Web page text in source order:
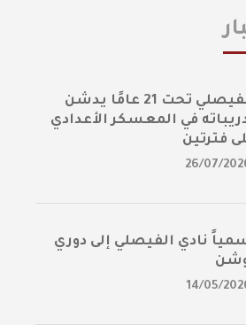
الفيصلي تحت 21 عامًا يدشن
في المعسكر الأعدادي
فترتين
26/07/
نادي الفيصلي إلى دوري
14/05/